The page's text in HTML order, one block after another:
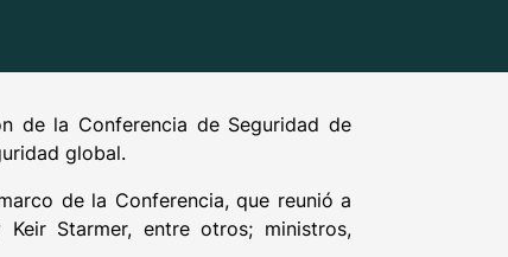
de la Conferencia de Seguridad de
global.
de la Conferencia, que reunió a
Starmer, entre otros; ministros,